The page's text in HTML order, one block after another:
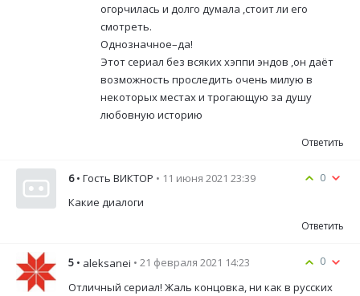
огорчилась и долго думала ,стоит ли его
смотреть.
Однозначное–да!
Этот сериал без всяких хэппи эндов ,он даёт
возможность проследить очень милую в
некоторых местах и трогающую за душу
любовную историю
Ответить
0
6 • Гость ВИКТОР • 11 июня 2021 23:39
Какие диалоги
Ответить
0
5 • aleksanei • 21 февраля 2021 14:23
Отличный сериал! Жаль концовка, ни как в русских